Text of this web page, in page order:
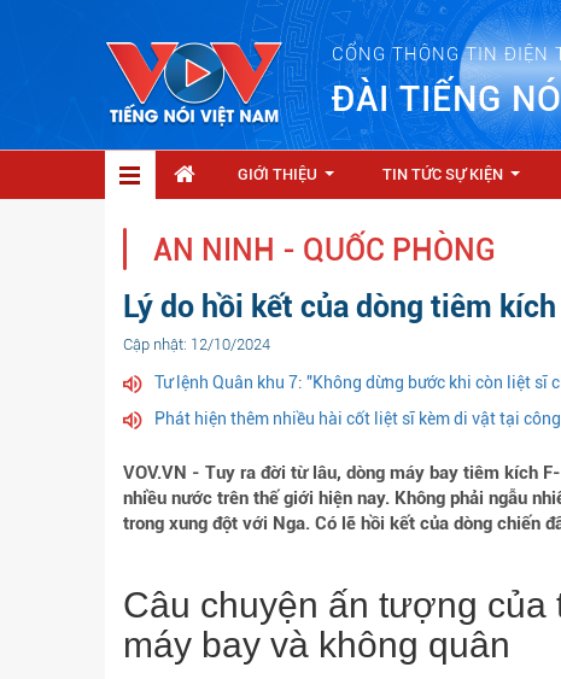
CỔNG THÔNG TIN ĐIỆN
ĐÀI TIẾNG
GIỚI THIỆU TIN TỨC SỰ KIỆN
AN NINH - QUỐC PHÒNG
Lý do hồi kết của dòng tiêm
Cập nhật: 12/10/2024
Tư lệnh Quân khu 7: "Không dừng bước khi còn liệt sĩ
Phát hiện thêm nhiều hài cốt liệt sĩ kèm di vật tại
VOV.VN - Tuy ra đời từ lâu, dòng máy bay tiêm kích
nhiều nước trên thế giới hiện nay. Không phải ngẫu
trong xung đột với Nga. Có lẽ hồi kết của dòng chiến
Câu chuyện ấn tượng
máy bay và không quân